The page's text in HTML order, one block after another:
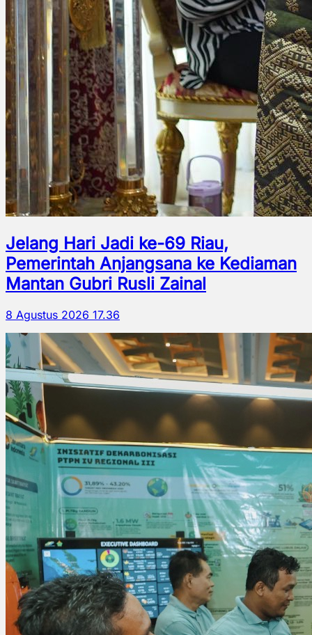
Jelang Hari Jadi ke-69 Riau,
Pemerintah Anjangsana ke Kediaman
Mantan Gubri Rusli Zainal
8 Agustus 2026 17.36